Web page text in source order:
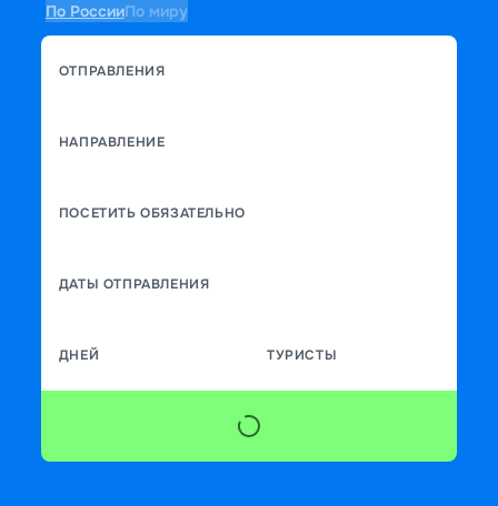
По РоссииПо миру
ОТПРАВЛЕНИЯ
НАПРАВЛЕНИЕ
ПОСЕТИТЬ ОБЯЗАТЕЛЬНО
ДАТЫ ОТПРАВЛЕНИЯ
ДНЕЙ ТУРИСТЫ